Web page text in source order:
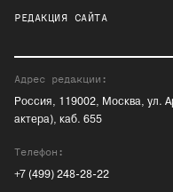
РЕДАКЦИЯ САЙТА
Адрес редакции:
Россия, 119002, Москва, ул.
актера), каб. 655
Телефон:
+7 (499) 248-28-22